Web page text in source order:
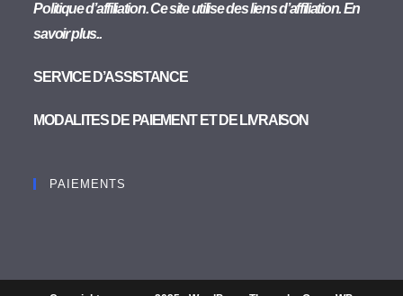
Politique d’affiliation. Ce site utilise des liens d’affiliation. En
savoir plus..
SERVICE D’ASSISTANCE
MODALITES DE PAIEMENT ET DE LIVRAISON
PAIEMENTS